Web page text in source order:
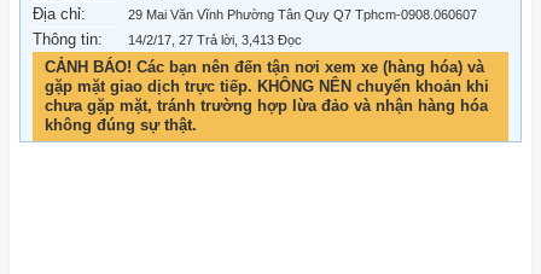
Địa chỉ: 29 Mai Văn Vĩnh Phường Tân Quy Q7 Tphcm-0908.060607
Thông tin: 14/2/17 , 27 Trả lời, 3,413 Đọc
CẢNH BÁO! Các bạn nên đến tận nơi xem xe (hàng hóa) và
gặp mặt giao dịch trực tiếp. KHÔNG NÊN chuyển khoản khi
chưa gặp mặt, tránh trường hợp lừa đảo và nhận hàng hóa
không đúng sự thật.